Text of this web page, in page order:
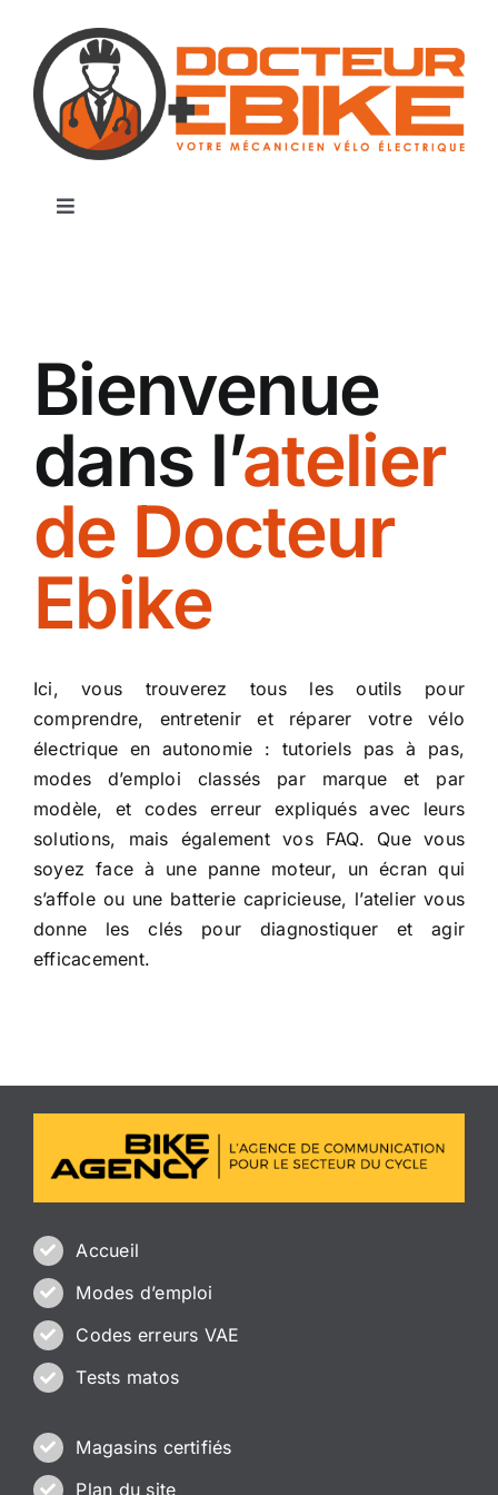
contenu
Toggle
Certification
Magasins
Actus
Contact
Bienvenue
dans l’atelier
de Docteur
Ebike
Ici, vous trouverez tous les outils pour
comprendre, entretenir et réparer votre vélo
électrique en autonomie : tutoriels pas à pas,
modes d’emploi classés par marque et par
modèle, et codes erreur expliqués avec leurs
solutions, mais également vos FAQ. Que vous
soyez face à une panne moteur, un écran qui
s’affole ou une batterie capricieuse, l’atelier vous
donne les clés pour diagnostiquer et agir
efficacement.
Accueil
Modes d’emploi
Codes erreurs VAE
Tests matos
Magasins certifiés
Plan du site